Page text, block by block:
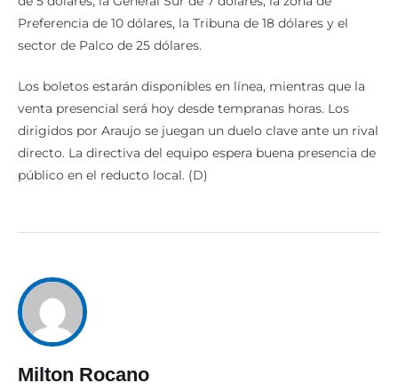
Preferencia de 10 dólares, la Tribuna de 18 dólares y el
sector de Palco de 25 dólares.
Los boletos estarán disponibles en línea, mientras que la
venta presencial será hoy desde tempranas horas. Los
dirigidos por Araujo se juegan un duelo clave ante un rival
directo. La directiva del equipo espera buena presencia de
público en el reducto local. (D)
Milton Rocano